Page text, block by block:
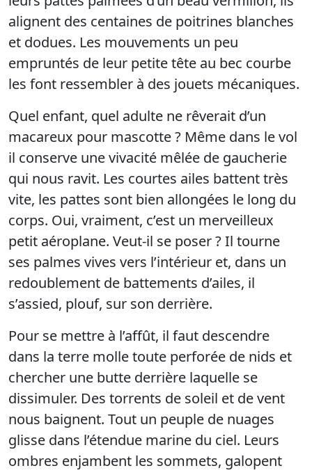
alignent des centaines de poitrines blanches
et dodues. Les mouvements un peu
empruntés de leur petite tête au bec courbe
les font ressembler à des jouets mécaniques.
Quel enfant, quel adulte ne rêverait d’un
macareux pour mascotte ? Même dans le vol
il conserve une vivacité mêlée de gaucherie
qui nous ravit. Les courtes ailes battent très
vite, les pattes sont bien allongées le long du
corps. Oui, vraiment, c’est un merveilleux
petit aéroplane. Veut-il se poser ? Il tourne
ses palmes vives vers l’intérieur et, dans un
redoublement de battements d’ailes, il
s’assied, plouf, sur son derrière.
Pour se mettre à l’affût, il faut descendre
dans la terre molle toute perforée de nids et
chercher une butte derrière laquelle se
dissimuler. Des torrents de soleil et de vent
nous baignent. Tout un peuple de nuages
glisse dans l’étendue marine du ciel. Leurs
ombres enjambent les sommets, galopent